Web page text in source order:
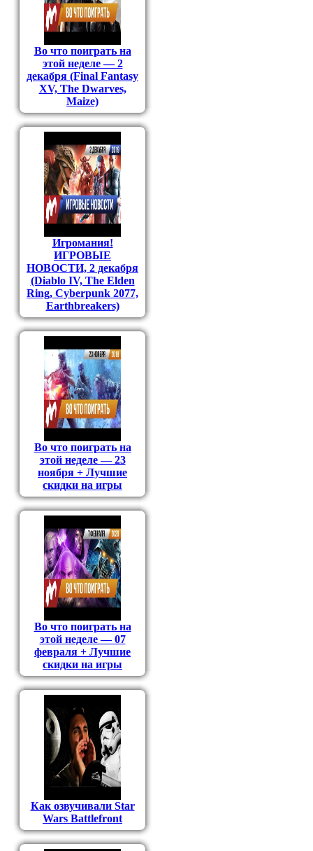
Во что поиграть на
этой неделе — 2
декабря (Final Fantasy
XV, The Dwarves,
Maize)
Игромания!
ИГРОВЫЕ
НОВОСТИ, 2 декабря
(Diablo IV, The Elden
Ring, Cyberpunk 2077,
Earthbreakers)
Во что поиграть на
этой неделе — 23
ноября + Лучшие
скидки на игры
Во что поиграть на
этой неделе — 07
февраля + Лучшие
скидки на игры
Как озвучивали Star
Wars Battlefront